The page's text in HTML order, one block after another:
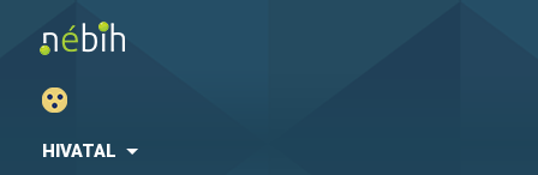
HIVATAL